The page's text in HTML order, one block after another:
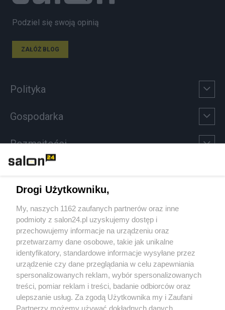
Podziel się swoją opinią
ZAŁÓŻ BLOG
Polityka
Gospodarka
Rozmaitości
Sport
Społeczeństwo
Kultura
X Facebook Instagram Youtube
Drogi Użytkowniku,
My, naszych 1162 zaufanych partnerów oraz inne
podmioty z salon24.pl uzyskujemy dostęp i
przechowujemy informacje na urządzeniu oraz
przetwarzamy dane osobowe, takie jak unikalne
identyfikatory, standardowe informacje wysyłane przez
urządzenie czy dane przeglądania w celu zapewniania
spersonalizowanych reklam, wybór spersonalizowanych
treści, pomiar reklam i treści, badanie odbiorców oraz
ulepszanie usług. Za zgodą Użytkownika my i Zaufani
Partnerzy możemy używać dokładnych danych